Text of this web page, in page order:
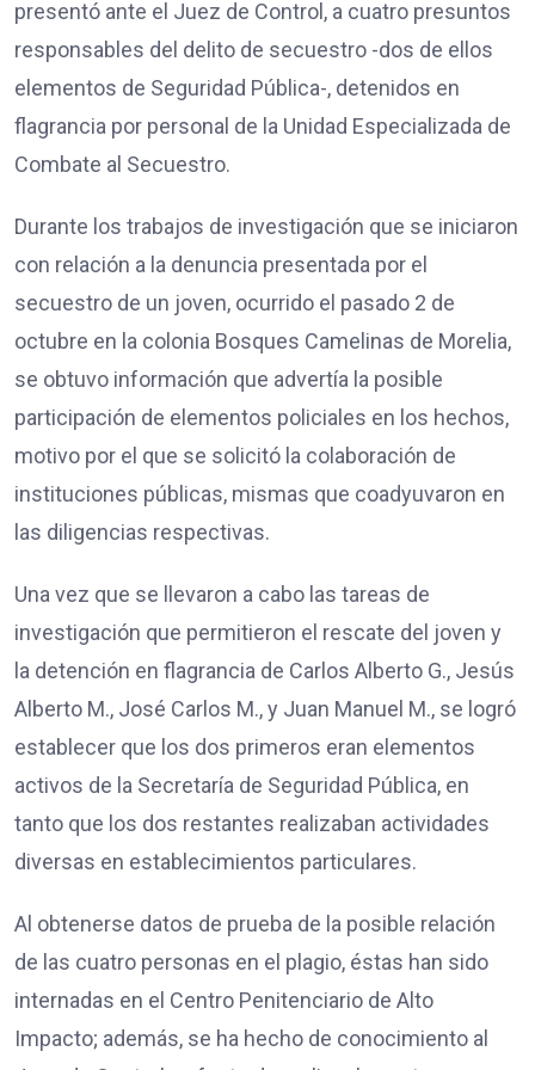
presentó ante el Juez de Control, a cuatro presuntos
responsables del delito de secuestro -dos de ellos
elementos de Seguridad Pública-, detenidos en
flagrancia por personal de la Unidad Especializada de
Combate al Secuestro.
Durante los trabajos de investigación que se iniciaron
con relación a la denuncia presentada por el
secuestro de un joven, ocurrido el pasado 2 de
octubre en la colonia Bosques Camelinas de Morelia,
se obtuvo información que advertía la posible
participación de elementos policiales en los hechos,
motivo por el que se solicitó la colaboración de
instituciones públicas, mismas que coadyuvaron en
las diligencias respectivas.
Una vez que se llevaron a cabo las tareas de
investigación que permitieron el rescate del joven y
la detención en flagrancia de Carlos Alberto G., Jesús
Alberto M., José Carlos M., y Juan Manuel M., se logró
establecer que los dos primeros eran elementos
activos de la Secretaría de Seguridad Pública, en
tanto que los dos restantes realizaban actividades
diversas en establecimientos particulares.
Al obtenerse datos de prueba de la posible relación
de las cuatro personas en el plagio, éstas han sido
internadas en el Centro Penitenciario de Alto
Impacto; además, se ha hecho de conocimiento al